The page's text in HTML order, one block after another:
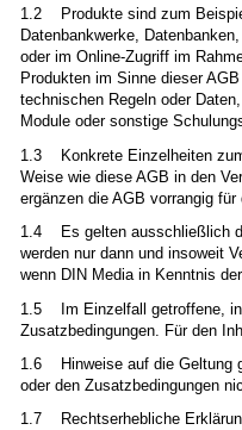
1.2 Produkte sind zum
Datenbankwerke,
oder im Online-Zugriff im
Produkten im Sinne dieser
technischen Regeln oder
Module oder sonstige
1.3 Konkrete Einzelheiten
Weise wie diese AGB in den
ergänzen die AGB vorrangig für
1.4 Es gelten ausschließlich
werden nur dann und insoweit
wenn DIN Media in Kenntnis
1.5 Im Einzelfall getroffene,
Zusatzbedingungen. Für den
1.6 Hinweise auf die Geltung
oder den Zusatzbedingungen
1.7 Rechtserhebliche